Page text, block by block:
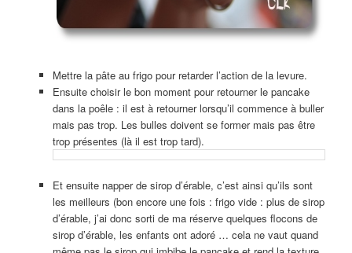
Mettre la pâte au frigo pour retarder l’action de la levure.
Ensuite choisir le bon moment pour retourner le pancake
dans la poêle : il est à retourner lorsqu’il commence à buller
mais pas trop. Les bulles doivent se former mais pas être
trop présentes (là il est trop tard).
Et ensuite napper de sirop d’érable, c’est ainsi qu’ils sont
les meilleurs (bon encore une fois : frigo vide : plus de sirop
d’érable, j’ai donc sorti de ma réserve quelques flocons de
sirop d’érable, les enfants ont adoré … cela ne vaut quand